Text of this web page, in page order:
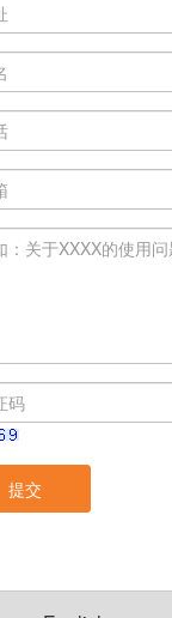
提交